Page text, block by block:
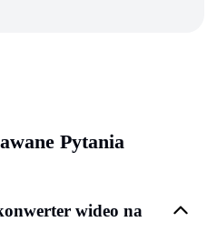
Pytania
wideo na